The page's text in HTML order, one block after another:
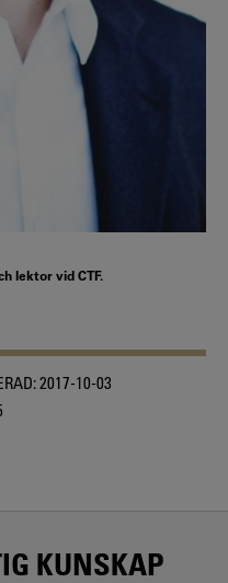
lektor vid CTF.
2017-10-03
KUNSKAP